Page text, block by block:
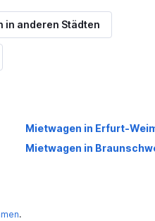
in anderen Städten
Mietwagen in Erfurt-
Mietwagen in
.